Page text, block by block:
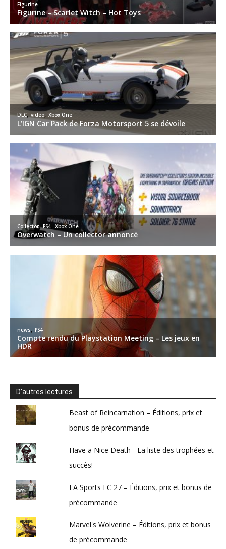
D’autres lectures
Beast of Reincarnation – Éditions, prix et
bonus de précommande
Have a Nice Death - La liste des trophées et
succès!
EA Sports FC 27 – Éditions, prix et bonus de
précommande
Marvel's Wolverine – Éditions, prix et bonus
de précommande